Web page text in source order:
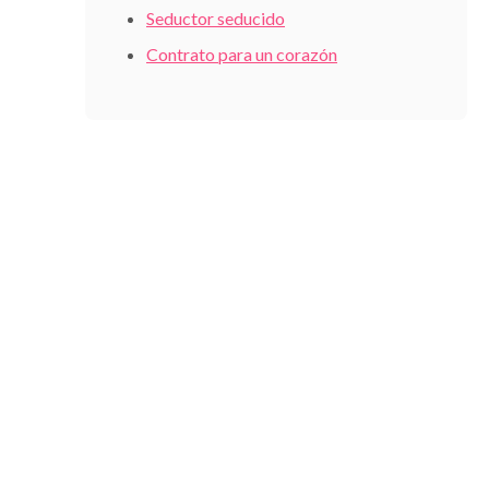
Seductor seducido
Contrato para un corazón